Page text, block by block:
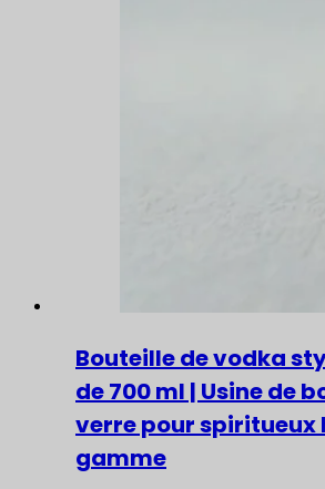
Bouteille de vodka
de 700 ml | Usine de
verre pour spiritueux
gamme